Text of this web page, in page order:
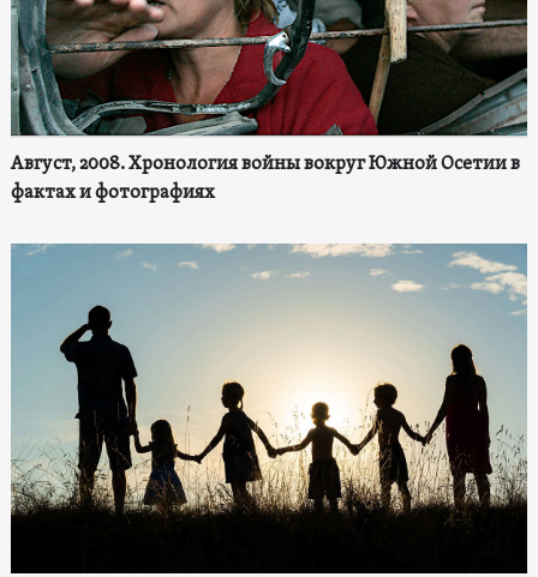
Август, 2008. Хронология войны вокруг Южной Осетии в
фактах и фотографиях